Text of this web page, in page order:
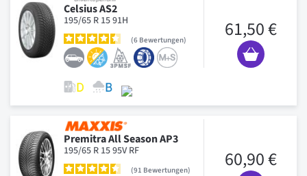
Celsius AS2
195/65 R 15 91H
6 Bewertungen 61,50 €
Premitra All Season AP3
195/65 R 15 95V RF
91 Bewertungen 60,90 €